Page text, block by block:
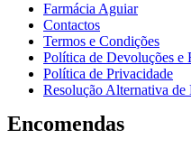
Farmácia Aguiar
Contactos
Termos e Condições
Política de Devoluções e
Política de Privacidade
Resolução Alternativa
Encomendas